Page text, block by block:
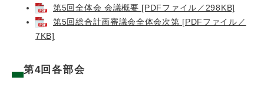
第5回全体会 会議概要 [PDFファイル／298KB]
第5回総合計画審議会全体会次第 [PDFファイル／
7KB]
第4回各部会